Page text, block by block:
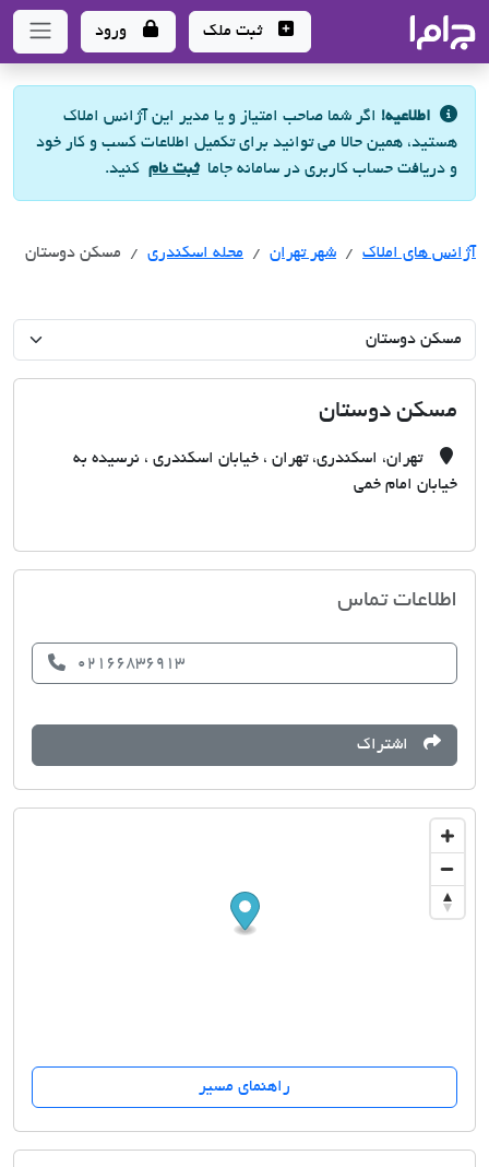
- سامانه جامع املاک و مشاورین املاک
ثبت ملک ورود
اطلاعیه! اگر شما صاحب امتیاز و یا مدیر این آژانس املاک
هستید، همین حالا می توانید برای تکمیل اطلاعات کسب و کار خود
و دریافت حساب کاربری در سامانه جاماثبت نام کنید.
آژانس های املاک آژانس های املاک
شهر تهران آژانس های املاک
محله اسکندری مسکن دوستان
مسکن دوستان
تهران، اسکندری، تهران ، خیابان اسکندری ، نرسیده به
خیابان امام خمی
اطلاعات تماس
02166836913
اشتراک
راهنمای مسیر